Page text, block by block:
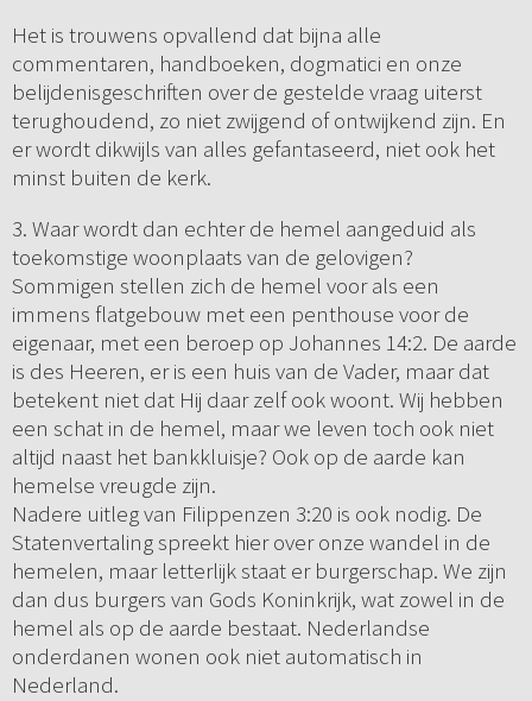
Het is trouwens opvallend dat bijna alle
commentaren, handboeken, dogmatici en onze
belijdenisgeschriften over de gestelde vraag uiterst
terughoudend, zo niet zwijgend of ontwijkend zijn. En
er wordt dikwijls van alles gefantaseerd, niet ook het
minst buiten de kerk.
3. Waar wordt dan echter de hemel aangeduid als
toekomstige woonplaats van de gelovigen?
Sommigen stellen zich de hemel voor als een
immens flatgebouw met een penthouse voor de
eigenaar, met een beroep op Johannes 14:2. De aarde
is des Heeren, er is een huis van de Vader, maar dat
betekent niet dat Hij daar zelf ook woont. Wij hebben
een schat in de hemel, maar we leven toch ook niet
altijd naast het bankkluisje? Ook op de aarde kan
hemelse vreugde zijn.
Nadere uitleg van Filippenzen 3:20 is ook nodig. De
Statenvertaling spreekt hier over onze wandel in de
hemelen, maar letterlijk staat er burgerschap. We zijn
dan dus burgers van Gods Koninkrijk, wat zowel in de
hemel als op de aarde bestaat. Nederlandse
onderdanen wonen ook niet automatisch in
Nederland.